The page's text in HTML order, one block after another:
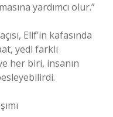
yardımcı olur.”
Elif’in kafasında
yedi farklı
her biri, insanın